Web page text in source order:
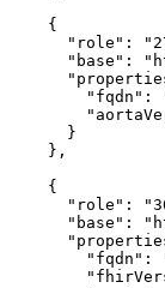
{
"role" :
"base" :
"fqdn" :
}
} ,
{
"role" :
"base" :
"fqdn" :